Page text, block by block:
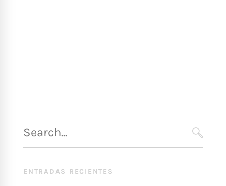
para
ENTRADAS RECIENTES